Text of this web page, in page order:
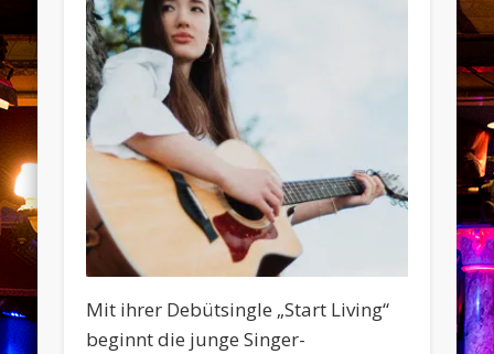
Mit ihrer Debütsingle „Start Living“
beginnt die junge Singer-